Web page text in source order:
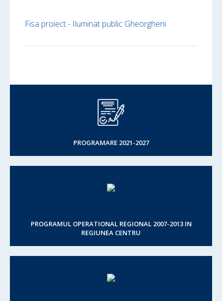
Fisa proiect - Iluminat public Gheorgheni
PROGRAMARE 2021-2027
PROGRAMUL OPERATIONAL REGIONAL 2007-2013 IN
REGIUNEA CENTRU